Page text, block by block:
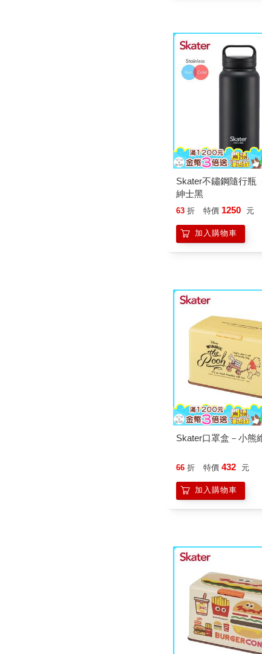
Skater不鏽鋼隨行瓶
紳士黑
63 折 特價 1250 元
加入購物車
Skater口罩盒－小熊
66 折 特價 432 元
加入購物車